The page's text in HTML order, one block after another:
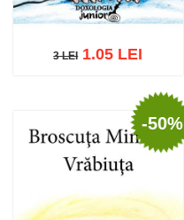
3 LEI
Adaugă în coș Wishlist
3 LEI1.05 LEI
-50%